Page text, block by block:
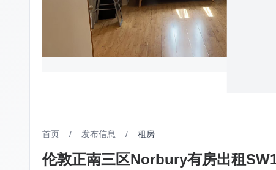
首页 / 发布信息 / 租房
伦敦正南三区Norbury有房出租